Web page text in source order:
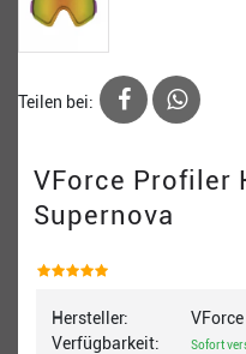
Teilen bei:
VForce Profiler
Supernova
Hersteller:
Verfügbarkeit:
VForce
Sofort